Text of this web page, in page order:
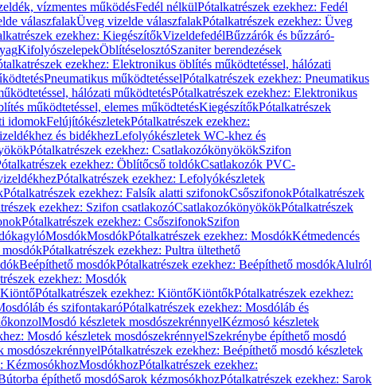
vízmentes működésFedél nélkülPótalkatrészek ezekhez: Fedél
válaszfalakÜveg vizelde válaszfalakPótalkatrészek ezekhez: Üveg
ezekhez: KiegészítőkVizeldefedélBűzzárók és bűzzáró-
KifolyószelepekÖblítéselosztóSzaniter berendezések
ezekhez: Elektronikus öblítés működtetéssel, hálózati
Pneumatikus működtetésselPótalkatrészek ezekhez: Pneumatikus
hálózati működtetésPótalkatrészek ezekhez: Elektronikus
működtetéssel, elemes működtetésKiegészítőkPótalkatrészek
idomokFelújítókészletekPótalkatrészek ezekhez:
és bidékhezLefolyókészletek WC-khez és
Pótalkatrészek ezekhez: CsatlakozókönyökökSzifon
ezekhez: Öblítőcső toldókCsatlakozók PVC-
Pótalkatrészek ezekhez: Lefolyókészletek
Pótalkatrészek ezekhez: Falsík alatti szifonokCsőszifonokPótalkatrészek
ezekhez: Szifon csatlakozóCsatlakozókönyökökPótalkatrészek
Pótalkatrészek ezekhez: CsőszifonokSzifon
MosdókMosdókPótalkatrészek ezekhez: MosdókKétmedencés
Pótalkatrészek ezekhez: Pultra ültethető
Beépíthető mosdókPótalkatrészek ezekhez: Beépíthető mosdókAlulról
ezekhez: Mosdók
KiöntőPótalkatrészek ezekhez: KiöntőKiöntőkPótalkatrészek ezekhez:
és szifontakaróPótalkatrészek ezekhez: Mosdóláb és
Mosdó készletek mosdószekrénnyelKézmosó készletek
Mosdó készletek mosdószekrénnyelSzekrénybe építhető mosdó
mosdószekrénnyelPótalkatrészek ezekhez: Beépíthető mosdó készletek
KézmosókhozMosdókhozPótalkatrészek ezekhez:
építhető mosdóSarok kézmosókhozPótalkatrészek ezekhez: Sarok